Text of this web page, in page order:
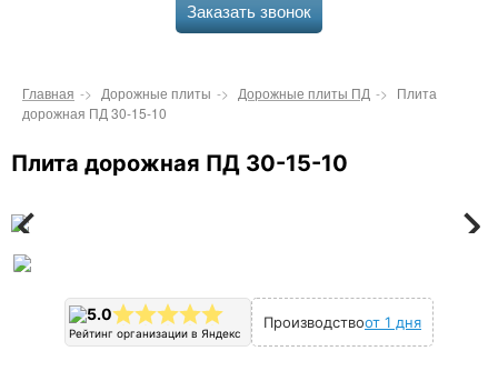
Заказать звонок
Главная Дорожные плиты Дорожные плиты ПД
Плита
дорожная ПД 30-15-10
Плита дорожная ПД 30-15-10
5.0
Рейтинг организации в Яндекс
Производствоот 1 дня